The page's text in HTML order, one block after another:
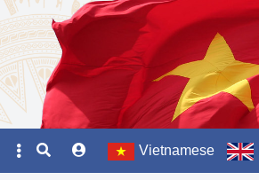
Vietnamese